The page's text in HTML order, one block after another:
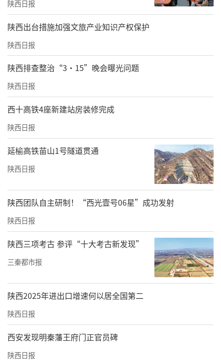
陕西日报
​陕西出台措施加强文旅产业知识产权保护
陕西日报
陕西排查整治“3·15”晚会曝光问题
陕西日报
西十高铁4座新建站房装修完成
陕西日报
延榆高铁苗山1号隧道贯通
陕西日报
陕西团队自主研制！“西光壹号06星”成功发射
陕西日报
陕西三项考古 参评“十大考古新发现”
三秦都市报
陕西2025年进出口增速何以居全国第二
陕西日报
西安发现明秦藩王府门正官员碑
陕西日报